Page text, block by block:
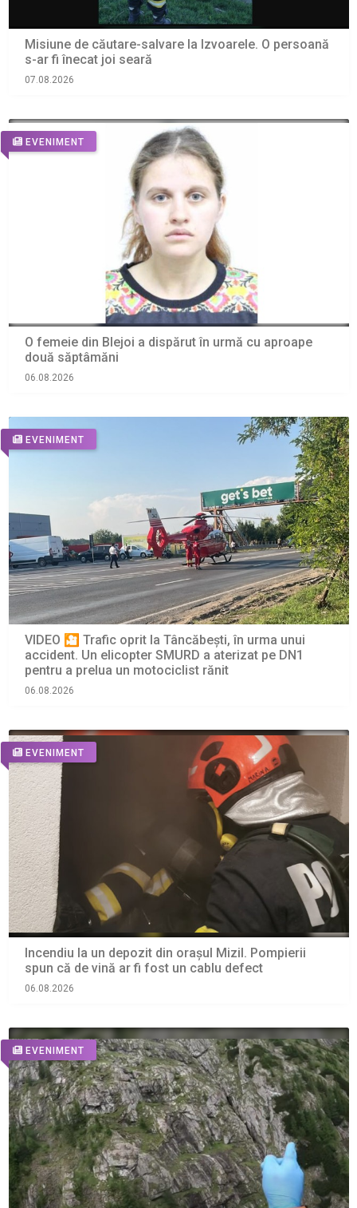
Misiune de căutare-salvare la Izvoarele. O persoană
s-ar fi înecat joi seară
07.08.2026
EVENIMENT
O femeie din Blejoi a dispărut în urmă cu aproape
două săptâmăni
06.08.2026
EVENIMENT
VIDEO 🎦 Trafic oprit la Tâncăbești, în urma unui
accident. Un elicopter SMURD a aterizat pe DN1
pentru a prelua un motociclist rănit
06.08.2026
EVENIMENT
Incendiu la un depozit din orașul Mizil. Pompierii
spun că de vină ar fi fost un cablu defect
06.08.2026
EVENIMENT